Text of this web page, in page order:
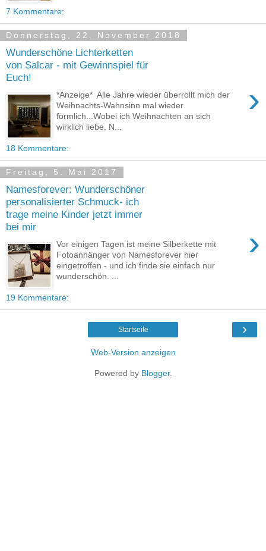
7 Kommentare:
Donnerstag, 22. November 2018
Wunderschöne Lichterketten
von Salcar - mit Gewinnspiel für
Euch!
›
*Anzeige* Alle Jahre wieder überrollt mich der
Weihnachts-Wahnsinn mal wieder
förmlich...Wobei ich Weihnachten an sich
wirklich liebe. N...
18 Kommentare:
Freitag, 5. Mai 2017
Namesforever: Wunderschöner
personalisierter Schmuck- ich
trage meine Kinder jetzt immer
bei mir
›
Vor einigen Tagen ist meine Silberkette mit
Fotoanhänger von Namesforever hier
eingetroffen - und ich finde sie einfach nur
wunderschön. ...
19 Kommentare:
›
Startseite
Web-Version anzeigen
Powered by Blogger.